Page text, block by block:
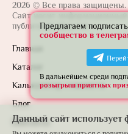
2026 © Все права защищены.
Сайт носит информационный
публичной офертой.
Главная
Каталог
Калькулятор стоимости
Блог
Контакты
Данный сайт использует
Предлагаем
сообщество в
В дальнейшем среди
розыгрыш приятных